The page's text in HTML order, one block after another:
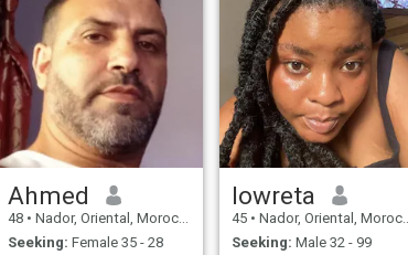
Ahmed
48 • Nador, Oriental, Morocco
Seeking: Female 35 - 28
lowreta
45 • Nador, Oriental, Morocco
Seeking: Male 32 - 99